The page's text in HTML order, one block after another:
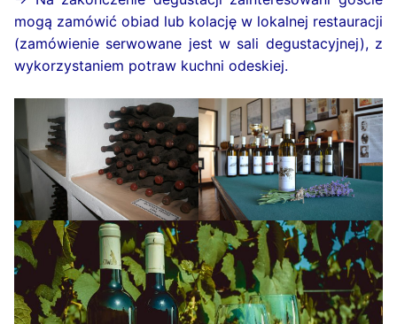
mogą zamówić obiad lub kolację w lokalnej restauracji
(zamówienie serwowane jest w sali degustacyjnej), z
wykorzystaniem potraw kuchni odeskiej.